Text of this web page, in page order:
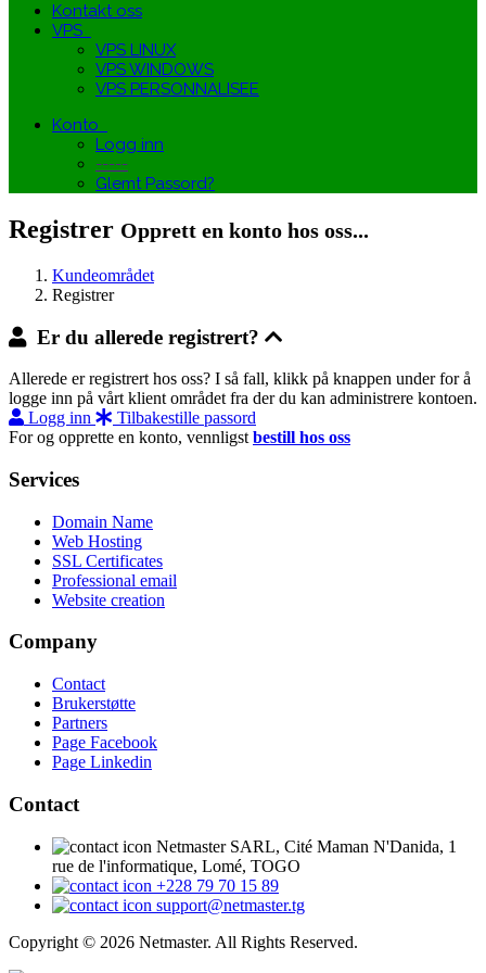
Kontakt oss
VPS
VPS LINUX
VPS WINDOWS
VPS PERSONNALISEE
Konto
Logg inn
-----
Glemt Passord?
Registrer Opprett en konto hos oss...
Kundeområdet
Registrer
Er du allerede registrert?
Allerede er registrert hos oss? I så fall, klikk på knappen under for å
logge inn på vårt klient området fra der du kan administrere kontoen.
Logg inn
Tilbakestille passord
For og opprette en konto, vennligst bestill hos oss
Services
Domain Name
Web Hosting
SSL Certificates
Professional email
Website creation
Company
Contact
Brukerstøtte
Partners
Page Facebook
Page Linkedin
Contact
Netmaster SARL, Cité Maman N'Danida, 1
rue de l'informatique, Lomé, TOGO
+228 79 70 15 89
support@netmaster.tg
Copyright © 2026 Netmaster. All Rights Reserved.